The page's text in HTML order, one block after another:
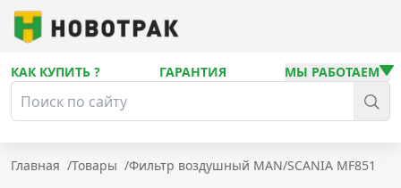
КАК КУПИТЬ ? ГАРАНТИЯ МЫ РАБОТАЕМ
Главная /Товары /Фильтр воздушный MAN/SCANIA MF851